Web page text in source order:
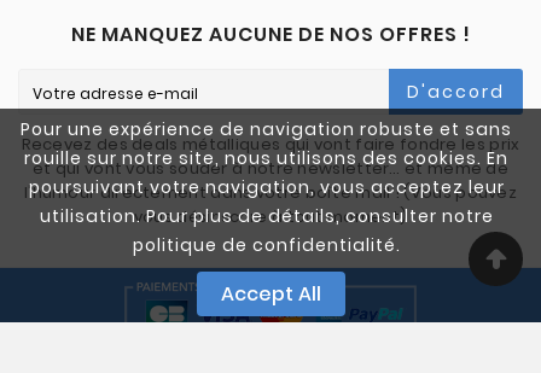
Pour une expérience de navigation robuste et sans
rouille sur notre site, nous utilisons des cookies. En
poursuivant votre navigation, vous acceptez leur
utilisation. Pour plus de détails, consulter notre
politique de confidentialité.
Accept All
NE MANQUEZ AUCUNE DE NOS OFFRES !
D'accord
Recevez des deals métalliques qui vont faire fondre les prix
et qui vont vous souder à notre newsletter… et même de
l'humour directement dans votre boîte mail ! (Vous pouvez
vous désinscrire à tout moment)